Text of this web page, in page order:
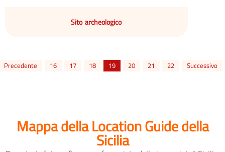
Sito archeologico
Precedente 16 17 18 19 20 21 22 Successivo
Mappa della Location Guide della
Sicilia